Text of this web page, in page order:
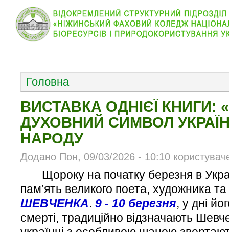
Головна
ВИСТАВКА ОДНІЄЇ КНИГИ:
ДУХОВНИЙ СИМВОЛ
НАРОДУ
Додано Пон, 09/03/2026 - 10:10
Щороку на початку березня в
пам’ять великого поета, художника
ШЕВЧЕНКА. 9 - 10 березня, у дні
смерті, традиційно відзначають